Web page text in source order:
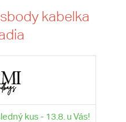
kabelka
kus - 13.8. u Vás!